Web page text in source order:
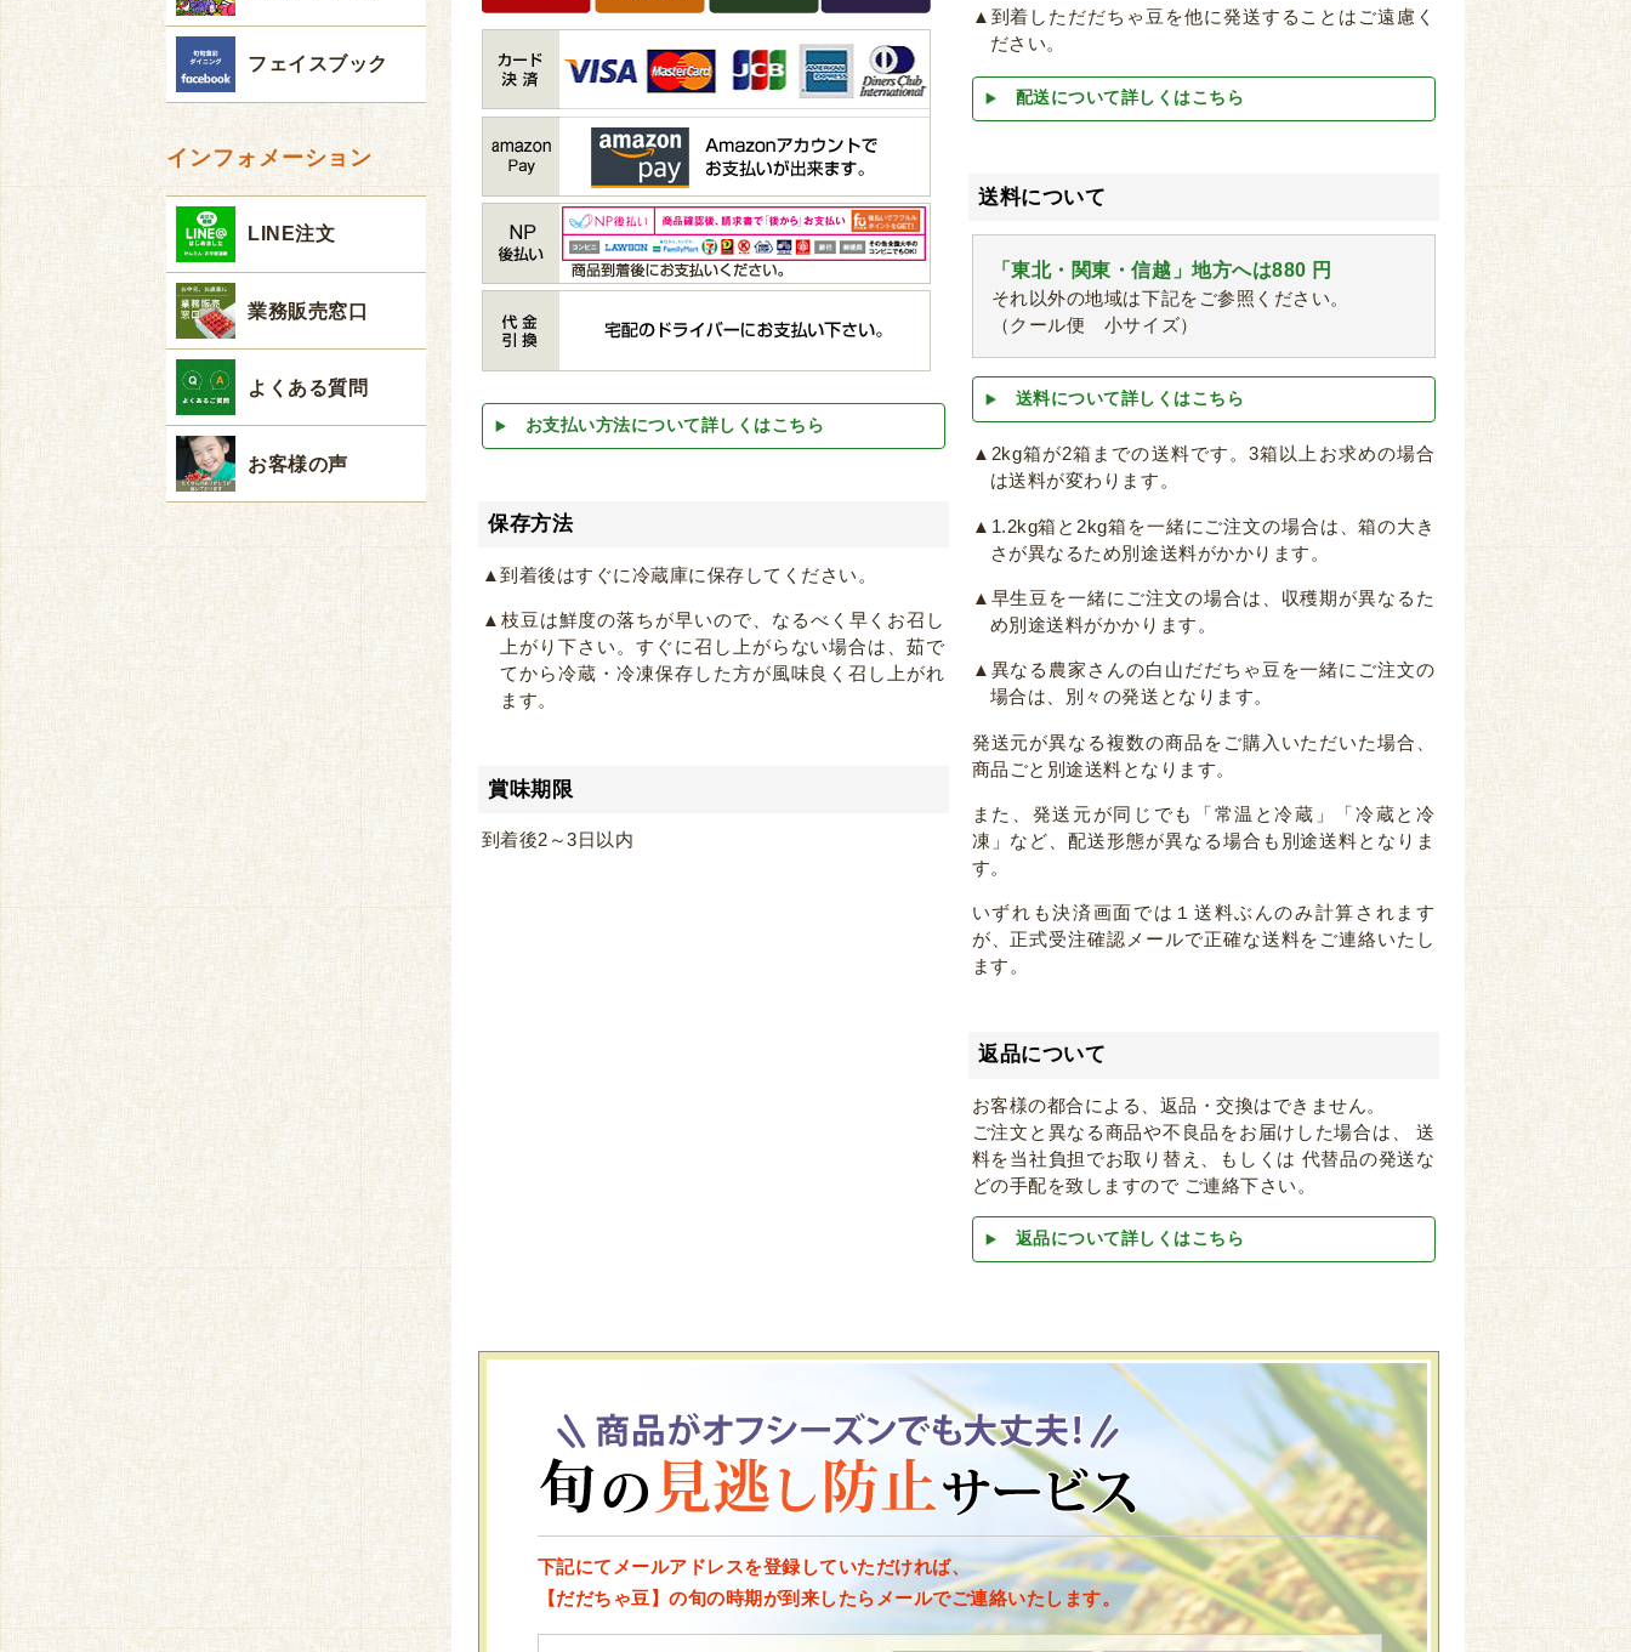
お支払い方法について詳しくはこちら
保存方法
▲到着後はすぐに冷蔵庫に保存してください。
▲枝豆は鮮度の落ちが早いので、なるべく早くお召し
上がり下さい。すぐに召し上がらない場合は、茹で
てから冷蔵・冷凍保存した方が風味良く召し上がれ
ます。
賞味期限
到着後2～3日以内
▲到着しただだちゃ豆を他に発送することはご遠慮く
ださい。
配送について詳しくはこちら
送料について
「東北・関東・信越」地方へは880 円
それ以外の地域は下記をご参照ください。
（クール便 小サイズ）
送料について詳しくはこちら
▲2kg箱が2箱までの送料です。3箱以上お求めの場合
は送料が変わります。
▲1.2kg箱と2kg箱を一緒にご注文の場合は、箱の大き
さが異なるため別途送料がかかります。
▲早生豆を一緒にご注文の場合は、収穫期が異なるた
め別途送料がかかります。
▲異なる農家さんの白山だだちゃ豆を一緒にご注文の
場合は、別々の発送となります。
発送元が異なる複数の商品をご購入いただいた場合、
商品ごと別途送料となります。
また、発送元が同じでも「常温と冷蔵」「冷蔵と冷
凍」など、配送形態が異なる場合も別途送料となりま
す。
いずれも決済画面では１送料ぶんのみ計算されます
が、正式受注確認メールで正確な送料をご連絡いたし
ます。
返品について
お客様の都合による、返品・交換はできません。
ご注文と異なる商品や不良品をお届けした場合は、 送
料を当社負担でお取り替え、もしくは 代替品の発送な
どの手配を致しますので ご連絡下さい。
返品について詳しくはこちら
下記にてメールアドレスを登録していただければ、
【だだちゃ豆】の旬の時期が到来したらメールでご連絡いたします。
フェイスブック
インフォメーション
LINE注文
業務販売窓口
よくある質問
お客様の声